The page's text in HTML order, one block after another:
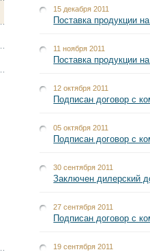
15 декабря 2011
Поcтавка продукции
11 ноября 2011
Поcтавка продукции
12 октября 2011
Подписан договор с
05 октября 2011
Подписан договор с
30 сентября 2011
Заключен дилерский
27 сентября 2011
Подписан договор с
19 сентября 2011